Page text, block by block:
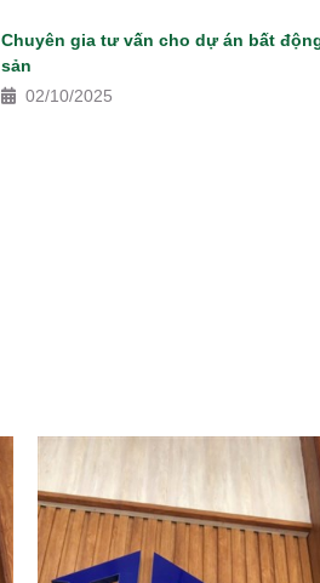
Chuyên gia tư vấn cho dự án bất
sản
02/10/2025